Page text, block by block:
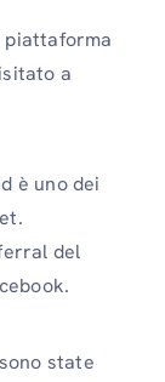
a
è uno dei
del
state